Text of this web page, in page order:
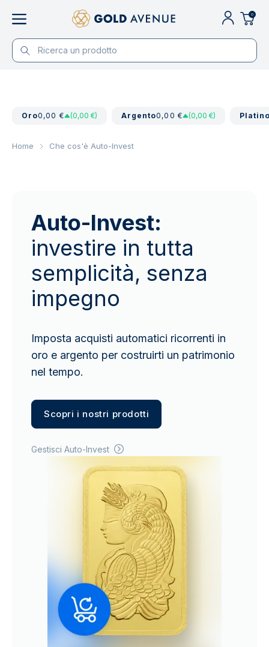
0
Oro0,00 € (0,00 €) Argento0,00 € (0,00 €)
Home Che cos'è Auto-Invest
Auto-Invest:
investire in tutta
semplicità, senza
impegno
Imposta acquisti automatici ricorrenti in
oro e argento per costruirti un patrimonio
nel tempo.
Scopri i nostri prodotti
Gestisci Auto-Invest